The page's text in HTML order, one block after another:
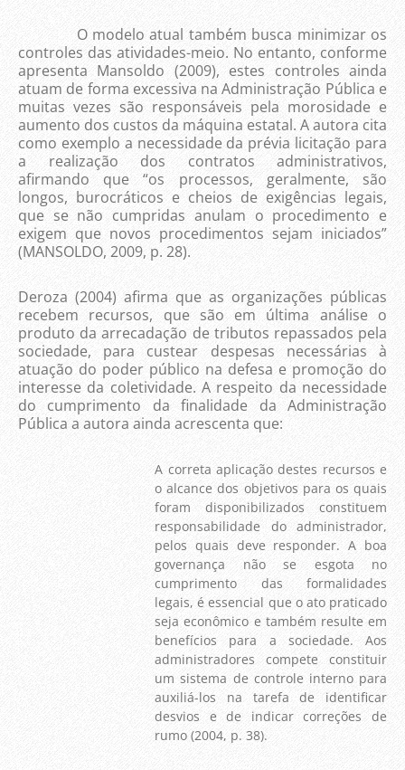
O modelo atual também busca minimizar os
controles das atividades-meio. No entanto, conforme
apresenta Mansoldo (2009), estes controles ainda
atuam de forma excessiva na Administração Pública e
muitas vezes são responsáveis pela morosidade e
aumento dos custos da máquina estatal. A autora cita
como exemplo a necessidade da prévia licitação para
a realização dos contratos administrativos,
afirmando que “os processos, geralmente, são
longos, burocráticos e cheios de exigências legais,
que se não cumpridas anulam o procedimento e
exigem que novos procedimentos sejam iniciados”
(MANSOLDO, 2009, p. 28).
Deroza (2004) afirma que as organizações públicas
recebem recursos, que são em última análise o
produto da arrecadação de tributos repassados pela
sociedade, para custear despesas necessárias à
atuação do poder público na defesa e promoção do
interesse da coletividade. A respeito da necessidade
do cumprimento da finalidade da Administração
Pública a autora ainda acrescenta que:
A correta aplicação destes recursos e
o alcance dos objetivos para os quais
foram disponibilizados constituem
responsabilidade do administrador,
pelos quais deve responder. A boa
governança não se esgota no
cumprimento das formalidades
legais, é essencial que o ato praticado
seja econômico e também resulte em
benefícios para a sociedade. Aos
administradores compete constituir
um sistema de controle interno para
auxiliá-los na tarefa de identificar
desvios e de indicar correções de
rumo (2004, p. 38).